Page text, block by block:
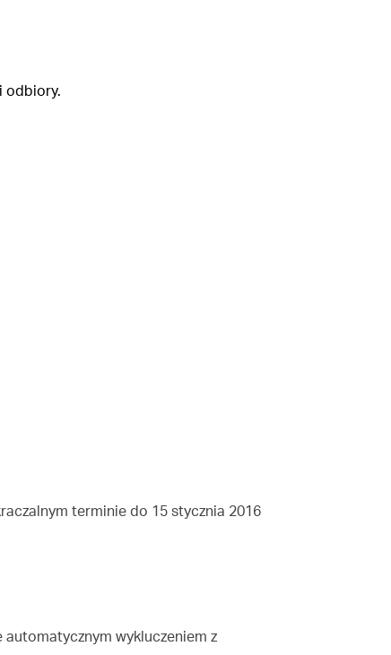
odbiory.
terminie do 15 stycznia 2016
automatycznym wykluczeniem z